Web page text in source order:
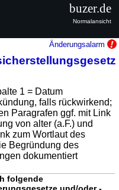
Änderungsalarm
1 = Datum
falls rückwirkend;
Paragrafen ggf. mit Link
von alter (a.F.) und
zum Wortlaut des
Begründung des
dokumentiert
folgende
und/oder -
buzer.de
Normalansicht